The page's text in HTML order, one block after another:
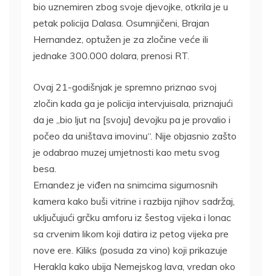
bio uznemiren zbog svoje djevojke, otkrila je u
petak policija Dalasa. Osumnjičeni, Brajan
Hernandez, optužen je za zločine veće ili
jednake 300.000 dolara, prenosi RT.
Ovaj 21-godišnjak je spremno priznao svoj
zločin kada ga je policija intervjuisala, priznajući
da je „bio ljut na [svoju] devojku pa je provalio i
počeo da uništava imovinu“. Nije objasnio zašto
je odabrao muzej umjetnosti kao metu svog
besa.
Ernandez je viđen na snimcima sigurnosnih
kamera kako buši vitrine i razbija njihov sadržaj,
uključujući grčku amforu iz šestog vijeka i lonac
sa crvenim likom koji datira iz petog vijeka pre
nove ere. Kiliks (posuda za vino) koji prikazuje
Herakla kako ubija Nemejskog lava, vredan oko